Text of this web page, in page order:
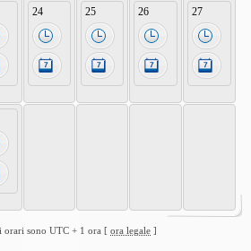
24 25 26 27
orari sono UTC + 1 ora [ ora legale ]